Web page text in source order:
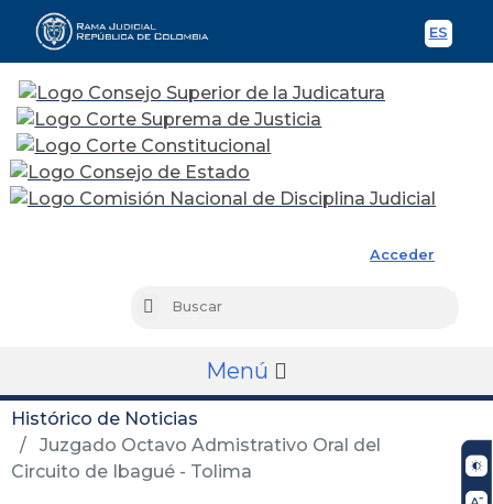
ES
Acceder
Buscar
Menú
Histórico de Noticias
Juzgado Octavo Admistrativo Oral del
Circuito de Ibagué - Tolima